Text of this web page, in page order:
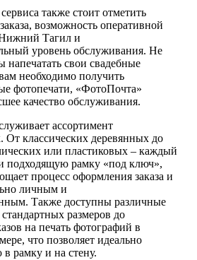
также стоит отметить
возможность оперативной
Нижний Тагил и
уровень обслуживания. Не
напечатать свои свадебные
необходимо получить
фотопечати, «ФотоПочта»
качество обслуживания.
ассортимент
От классических деревянных до
или пластиковых – каждый
подходящую рамку «под ключ»,
процесс оформления заказа и
личным и
Также доступны различные
размеров до
на печать фотографий в
что позволяет идеально
рамку и на стену.